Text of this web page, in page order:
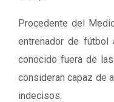
Procedente del
entrenador de fútbol
conocido fuera de
consideran capaz de
indecisos.